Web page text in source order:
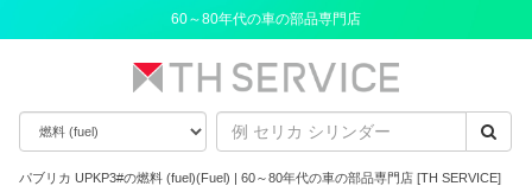
60～80年代の車の部品専門店
パブリカ UPKP3#の燃料 (fuel)(Fuel) | 60～80年代の車の部品専門店 [TH SERVICE]